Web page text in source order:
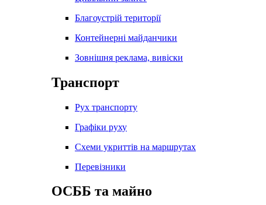
Благоустрій території
Контейнерні майданчики
Зовнішня реклама, вивіски
Транспорт
Рух транспорту
Графіки руху
Схеми укриттів на маршрутах
Перевізники
ОСББ та майно